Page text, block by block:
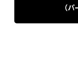
（